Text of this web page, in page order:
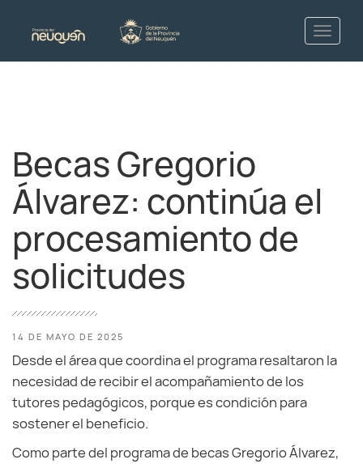
Becas Gregorio
Álvarez: continúa el
procesamiento de
solicitudes
14 DE MAYO DE 2025
Desde el área que coordina el programa resaltaron la
necesidad de recibir el acompañamiento de los
tutores pedagógicos, porque es condición para
sostener el beneficio.
Como parte del programa de becas Gregorio Álvarez,